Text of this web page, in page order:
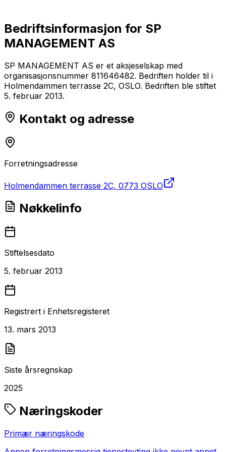
Bedriftsinformasjon for SP
MANAGEMENT AS
SP MANAGEMENT AS er et aksjeselskap med
organisasjonsnummer 811646482. Bedriften holder til i
Holmendammen terrasse 2C, OSLO. Bedriften ble stiftet
5. februar 2013.
Kontakt og adresse
Forretningsadresse
Holmendammen terrasse 2C, 0773 OSLO
Nøkkelinfo
Stiftelsesdato
5. februar 2013
Registrert i Enhetsregisteret
13. mars 2013
Siste årsregnskap
2025
Næringskoder
Primær næringskode